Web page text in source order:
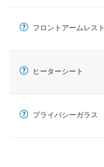
フロントアームレスト
ヒーターシート
プライバシーガラス